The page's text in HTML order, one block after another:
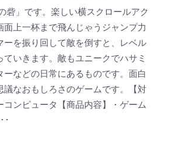
砦」です。楽しい横スクロールアク
面上一杯まで飛んじゃうジャンプ力
ーを振り回して敵を倒すと、レベル
いきます。敵もユニークでハサミ
などの日常にあるものです。面白
議なおもしろさのゲームです。【対
コンピュータ【商品内容】・ゲーム
･